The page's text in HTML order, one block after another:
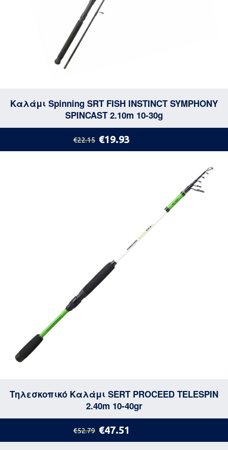
Καλάμι Spinning SRT FISH INSTINCT SYMPHONY
SPINCAST 2.10m 10-30g
€22.15 €19.93
Τηλεσκοπικό Καλάμι SERT PROCEED TELESPIN
2.40m 10-40gr
€52.79 €47.51